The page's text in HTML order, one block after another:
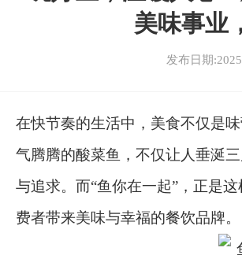
美味事业
发布日期
在快节奏的生活中，美食不仅是
气腾腾的酸菜鱼，不仅让人垂涎
与追求。而“鱼你在一起”，正是
费者带来美味与幸福的餐饮品牌。